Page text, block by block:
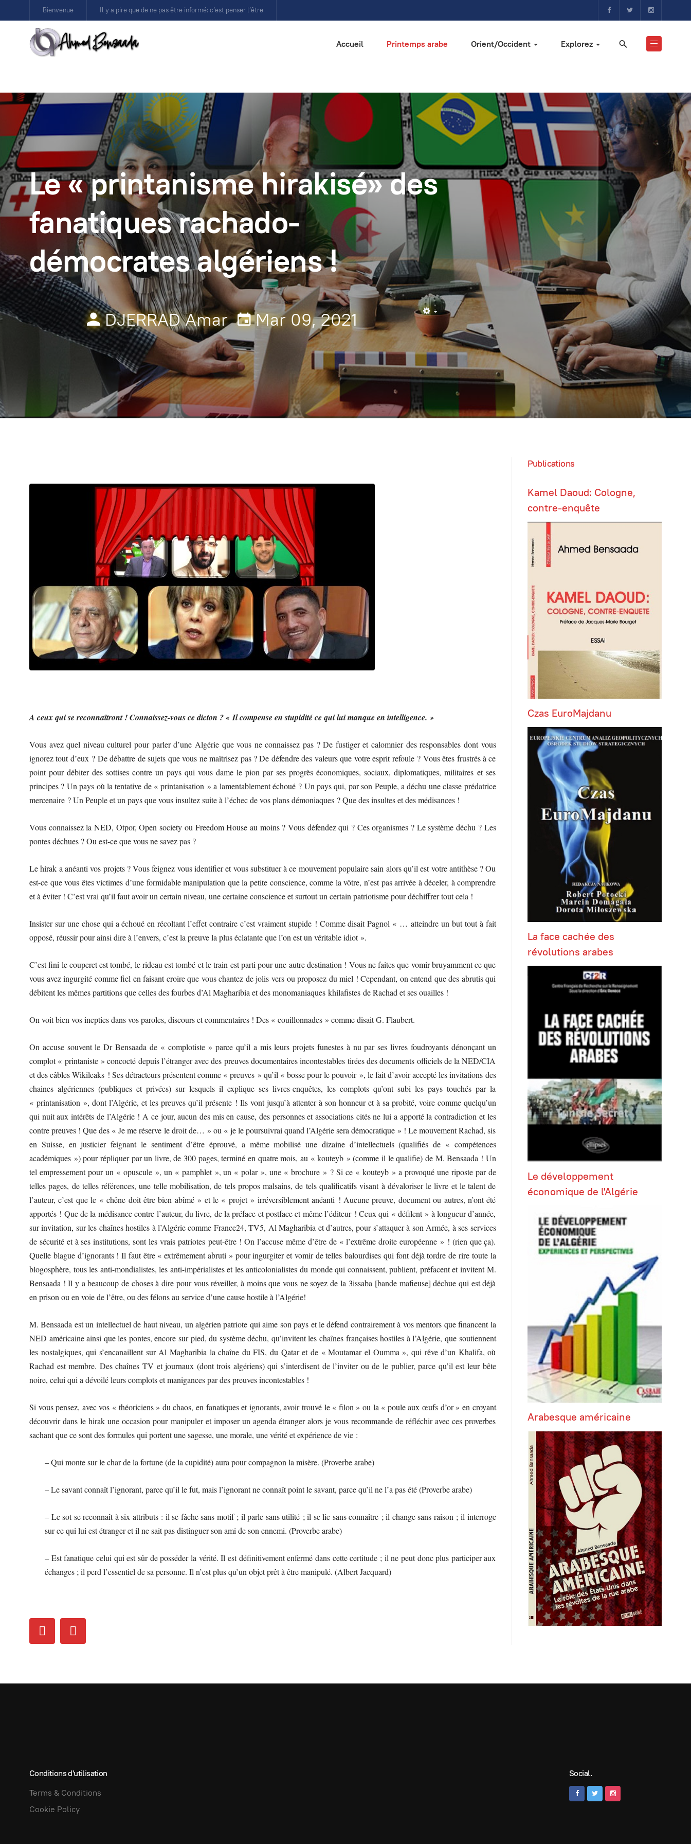
Bienvenue Il y a pire que de ne pas être informé: c’est penser l’être
Accueil Printemps arabe Orient/Occident Explorez
Le « printanisme hirakisé» des
fanatiques rachado-
démocrates algériens !
Empty
DJERRAD Amar Mar 09, 2021
A ceux qui se reconnaîtront ! Connaissez-vous ce dicton ? « Il compense en stupidité ce qui lui manque en intelligence. »
Vous avez quel niveau culturel pour parler d’une Algérie que vous ne connaissez pas ? De fustiger et calomnier des responsables dont vous
ignorez tout d’eux ? De débattre de sujets que vous ne maîtrisez pas ? De défendre des valeurs que votre esprit refoule ? Vous êtes frustrés à ce
point pour débiter des sottises contre un pays qui vous dame le pion par ses progrès économiques, sociaux, diplomatiques, militaires et ses
principes ? Un pays où la tentative de « printanisation » a lamentablement échoué ? Un pays qui, par son Peuple, a déchu une classe prédatrice
mercenaire ? Un Peuple et un pays que vous insultez suite à l’échec de vos plans démoniaques ? Que des insultes et des médisances !
Vous connaissez la NED, Otpor, Open society ou Freedom House au moins ? Vous défendez qui ? Ces organismes ? Le système déchu ? Les
pontes déchues ? Ou est-ce que vous ne savez pas ?
Le hirak a anéanti vos projets ? Vous feignez vous identifier et vous substituer à ce mouvement populaire sain alors qu’il est votre antithèse ? Ou
est-ce que vous êtes victimes d’une formidable manipulation que la petite conscience, comme la vôtre, n’est pas arrivée à déceler, à comprendre
et à éviter ! C’est vrai qu’il faut avoir un certain niveau, une certaine conscience et surtout un certain patriotisme pour déchiffrer tout cela !
Insister sur une chose qui a échoué en récoltant l’effet contraire c’est vraiment stupide ! Comme disait Pagnol « … atteindre un but tout à fait
opposé, réussir pour ainsi dire à l’envers, c’est la preuve la plus éclatante que l’on est un véritable idiot ».
C’est fini le couperet est tombé, le rideau est tombé et le train est parti pour une autre destination ! Vous ne faites que vomir bruyamment ce que
vous avez ingurgité comme fiel en faisant croire que vous chantez de jolis vers ou proposez du miel ! Cependant, on entend que des abrutis qui
débitent les mêmes partitions que celles des fourbes d’Al Magharibia et des monomaniaques khilafistes de Rachad et ses ouailles !
On voit bien vos inepties dans vos paroles, discours et commentaires ! Des « couillonnades » comme disait G. Flaubert.
On accuse souvent le Dr Bensaada de « complotiste » parce qu’il a mis leurs projets funestes à nu par ses livres foudroyants dénonçant un
complot « printaniste » concocté depuis l’étranger avec des preuves documentaires incontestables tirées des documents officiels de la NED/CIA
et des câbles Wikileaks ! Ses détracteurs présentent comme « preuves » qu’il « bosse pour le pouvoir », le fait d’avoir accepté les invitations des
chaines algériennes (publiques et privées) sur lesquels il explique ses livres-enquêtes, les complots qu’ont subi les pays touchés par la
« printanisation », dont l’Algérie, et les preuves qu’il présente ! Ils vont jusqu’à attenter à son honneur et à sa probité, voire comme quelqu’un
qui nuit aux intérêts de l’Algérie ! A ce jour, aucun des mis en cause, des personnes et associations cités ne lui a apporté la contradiction et les
contre preuves ! Que des « Je me réserve le droit de… » ou « je le poursuivrai quand l’Algérie sera démocratique » ! Le mouvement Rachad, sis
en Suisse, en justicier feignant le sentiment d’être éprouvé, a même mobilisé une dizaine d’intellectuels (qualifiés de « compétences
académiques ») pour répliquer par un livre, de 300 pages, terminé en quatre mois, au « kouteyb » (comme il le qualifie) de M. Bensaada ! Un
tel empressement pour un « opuscule », un « pamphlet », un « polar », une « brochure » ? Si ce « kouteyb » a provoqué une riposte par de
telles pages, de telles références, une telle mobilisation, de tels propos malsains, de tels qualificatifs visant à dévaloriser le livre et le talent de
l’auteur, c’est que le « chêne doit être bien abîmé » et le « projet » irréversiblement anéanti ! Aucune preuve, document ou autres, n’ont été
apportés ! Que de la médisance contre l’auteur, du livre, de la préface et postface et même l’éditeur ! Ceux qui « défilent » à longueur d’année,
sur invitation, sur les chaînes hostiles à l’Algérie comme France24, TV5, Al Magharibia et d’autres, pour s’attaquer à son Armée, à ses services
de sécurité et à ses institutions, sont les vrais patriotes peut-être ! On l’accuse même d’être de « l’extrême droite européenne » ! (rien que ça).
Quelle blague d’ignorants ! Il faut être « extrêmement abruti » pour ingurgiter et vomir de telles balourdises qui font déjà tordre de rire toute la
blogosphère, tous les anti-mondialistes, les anti-impérialistes et les anticolonialistes du monde qui connaissent, publient, préfacent et invitent M.
Bensaada ! Il y a beaucoup de choses à dire pour vous réveiller, à moins que vous ne soyez de la 3issaba [bande mafieuse] déchue qui est déjà
en prison ou en voie de l’être, ou des félons au service d’une cause hostile à l’Algérie!
M. Bensaada est un intellectuel de haut niveau, un algérien patriote qui aime son pays et le défend contrairement à vos mentors que financent la
NED américaine ainsi que les pontes, encore sur pied, du système déchu, qu’invitent les chaînes françaises hostiles à l’Algérie, que soutiennent
les nostalgiques, qui s’encanaillent sur Al Magharibia la chaîne du FIS, du Qatar et de « Moutamar el Oumma », qui rêve d’un Khalifa, où
Rachad est membre. Des chaînes TV et journaux (dont trois algériens) qui s’interdisent de l’inviter ou de le publier, parce qu’il est leur bête
noire, celui qui a dévoilé leurs complots et manigances par des preuves incontestables !
Si vous pensez, avec vos « théoriciens » du chaos, en fanatiques et ignorants, avoir trouvé le « filon » ou la « poule aux œufs d’or » en croyant
découvrir dans le hirak une occasion pour manipuler et imposer un agenda étranger alors je vous recommande de réfléchir avec ces proverbes
sachant que ce sont des formules qui portent une sagesse, une morale, une vérité et expérience de vie :
– Qui monte sur le char de la fortune (de la cupidité) aura pour compagnon la misère. (Proverbe arabe)
– Le savant connaît l’ignorant, parce qu’il le fut, mais l’ignorant ne connaît point le savant, parce qu’il ne l’a pas été (Proverbe arabe)
– Le sot se reconnaît à six attributs : il se fâche sans motif ; il parle sans utilité ; il se lie sans connaître ; il change sans raison ; il interroge
sur ce qui lui est étranger et il ne sait pas distinguer son ami de son ennemi. (Proverbe arabe)
– Est fanatique celui qui est sûr de posséder la vérité. Il est définitivement enfermé dans cette certitude ; il ne peut donc plus participer aux
échanges ; il perd l’essentiel de sa personne. Il n’est plus qu’un objet prêt à être manipulé. (Albert Jacquard)
Publications
Kamel Daoud: Cologne,
contre-enquête
Czas EuroMajdanu
La face cachée des
révolutions arabes
Le développement
économique de l'Algérie
Arabesque américaine
Conditions d'utilisation
Terms & Conditions
Cookie Policy
Social.